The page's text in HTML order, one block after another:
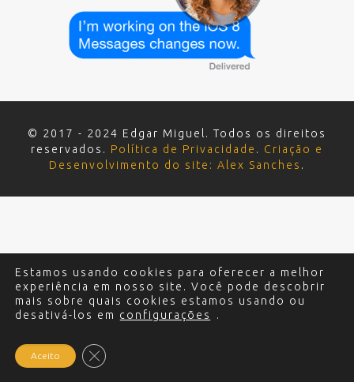
© 2017 - 2024 Edgar Miguel. Todos os direitos
reservados. Política de Privacidade . Criação e
Desenvolvimento do site: Alex Sanches .
Estamos usando cookies para oferecer a melhor
experiência em nosso site. Você pode descobrir
mais sobre quais cookies estamos usando ou
desativá-los em configurações .
Aceito Close GDPR Cookie Banner